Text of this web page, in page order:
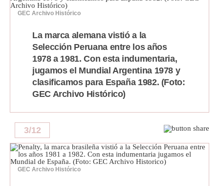
Política
De
Cookies
Preguntas
Frecuentes
GEC Archivo Histórico
La marca alemana vistió a la
Selección Peruana entre los años
1978 a 1981. Con esta indumentaria,
jugamos el Mundial Argentina 1978 y
clasificamos para España 1982. (Foto:
GEC Archivo Histórico)
3/12
GEC Archivo Histórico